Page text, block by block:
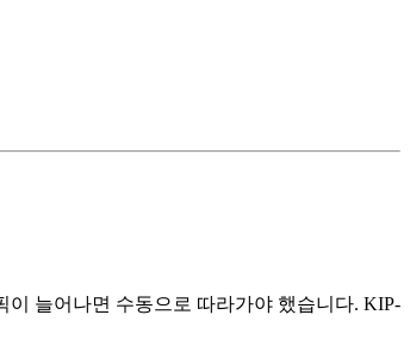
늘어나면 수동으로 따라가야 했습니다. KIP-